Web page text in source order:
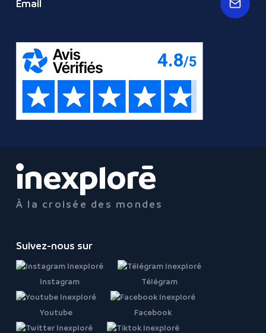
À la croisée des mondes
Suivez-nous sur
Instagram Télégram
Youtube Facebook
Email